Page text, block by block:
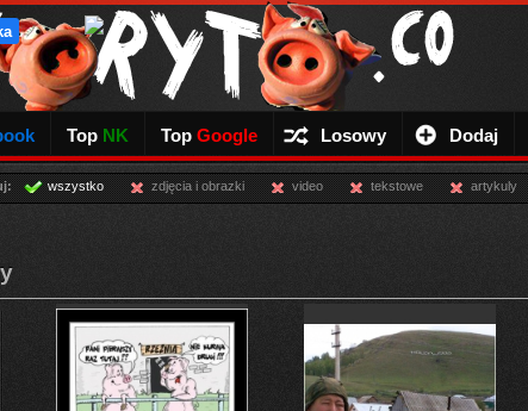
Top NK Top Google Losowy Dodaj
wszystko zdjęcia i obrazki video tekstowe artykuly